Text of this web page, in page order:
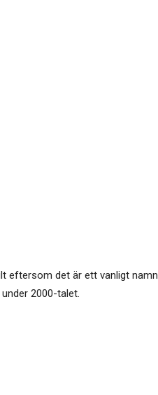
eftersom det är ett vanligt namn
2000-talet.